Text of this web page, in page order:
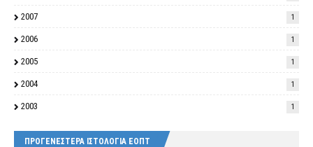
2007 1
2006 1
2005 1
2004 1
2003 1
ΠΡΟΓΕΝΕΣΤΕΡΑ ΙΣΤΟΛΟΓΙΑ ΕΟΠΤ